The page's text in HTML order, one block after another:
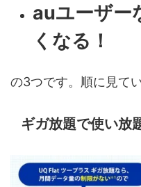
auユーザー
くなる！
の3つです。順に見て
ギガ放題で使い放